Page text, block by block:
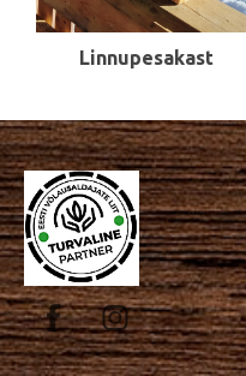
Linnupesakast